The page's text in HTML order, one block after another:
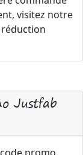
visitez notre
réduction
Justfab